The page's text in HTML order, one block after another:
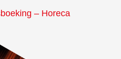
– Horeca